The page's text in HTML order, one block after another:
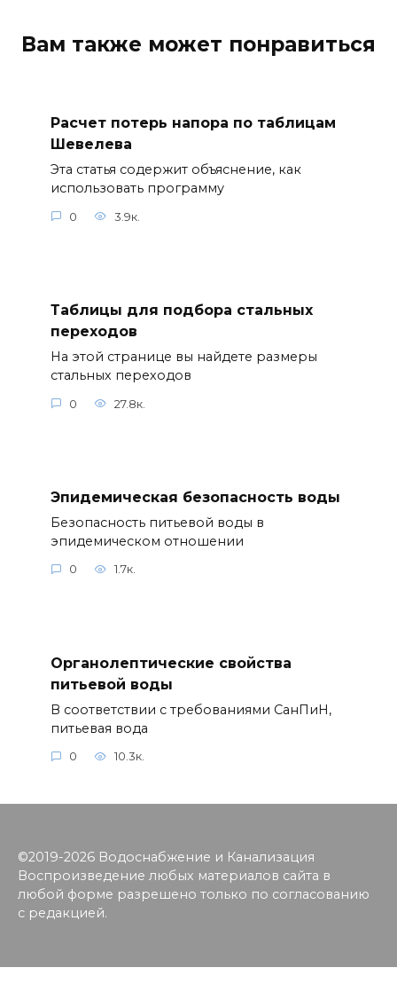
Вам также может понравиться
Расчет потерь напора по таблицам
Шевелева
Эта статья содержит объяснение, как
использовать программу
0 3.9к.
Таблицы для подбора стальных
переходов
На этой странице вы найдете размеры
стальных переходов
0 27.8к.
Эпидемическая безопасность воды
Безопасность питьевой воды в
эпидемическом отношении
0 1.7к.
Органолептические свойства
питьевой воды
В соответствии с требованиями СанПиН,
питьевая вода
0 10.3к.
©2019-2026 Водоснабжение и Канализация
Воспроизведение любых материалов сайта в
любой форме разрешено только по согласованию
с редакцией.